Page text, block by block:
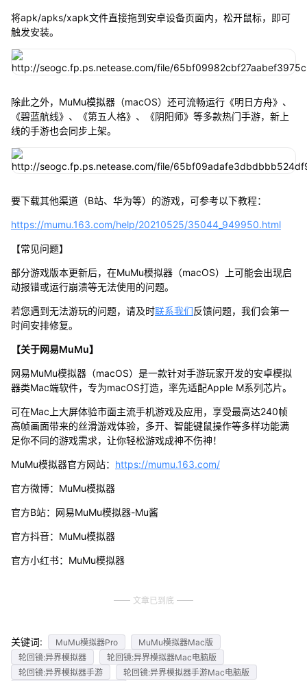
将apk/apks/xapk文件直接拖到安卓设备页面内，松开鼠标，即可
触发安装。
除此之外，MuMu模拟器（macOS）还可流畅运行《明日方舟》、
《碧蓝航线》、《第五人格》、《阴阳师》等多款热门手游，新上
线的手游也会同步上架。
要下载其他渠道（B站、华为等）的游戏，可参考以下教程：
https://mumu.163.com/help/20210525/35044_949950.html
【常见问题】
部分游戏版本更新后，在MuMu模拟器（macOS）上可能会出现启
动报错或运行崩溃等无法使用的问题。
若您遇到无法游玩的问题，请及时联系我们反馈问题，我们会第一
时间安排修复。
【关于网易MuMu】
网易MuMu模拟器（macOS）是一款针对手游玩家开发的安卓模拟
器类Mac端软件，专为macOS打造，率先适配Apple M系列芯片。
可在Mac上大屏体验市面主流手机游戏及应用，享受最高达240帧
高帧画面带来的丝滑游戏体验，多开、智能键鼠操作等多样功能满
足你不同的游戏需求，让你轻松游戏成神不伤神！
MuMu模拟器官方网站： https://mumu.163.com/
官方微博：MuMu模拟器
官方B站：网易MuMu模拟器-Mu酱
官方抖音：MuMu模拟器
官方小红书：MuMu模拟器
文章已到底
关键词: MuMu模拟器Pro
MuMu模拟器Mac版
轮回镜:异界模拟器
轮回镜:异界模拟器Mac电脑版
轮回镜:异界模拟器手游
轮回镜:异界模拟器手游Mac电脑版